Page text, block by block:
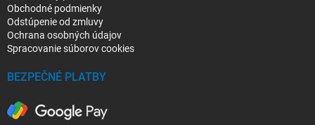
Obchodné podmienky
Odstúpenie od zmluvy
Ochrana osobných údajov
Spracovanie súborov cookies
BEZPEČNÉ PLATBY